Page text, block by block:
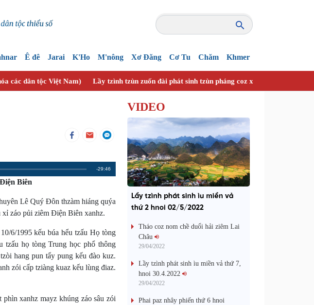
Ê đê Jarai K'Ho M'nông Xơ Đăng Cơ Tu Chăm Khmer
các dân tộc Việt Nam) Lầy tzình tzùn zuốn đài phát sinh tzùn pháng coz xanhz nhây vuồn
Remaining
-29:46
Biên
Lê Quý Đôn thzàm hiáng quýa
xỉ záo pủi ziêm Điện Biên xanhz.
6/1995 kếu búa hểu tzấu Họ tòng
tzấu họ tòng Trung học phổ thông
hang pun tẩy pung kếu đào kuz.
zói cấp tziàng kuaz kếu lùng điaz.
xanhz mayz khúng záo sâu zói
VIDEO
Lầy tzình phát sinh ìu miền vả
thứ 2 hnoi 02/5/2022
Tháo coz nom chề duổi hải ziêm Lai
Châu
29/04/2022
Lầy tzình phát sinh ìu miền vả thứ 7,
hnoi 30.4.2022
29/04/2022
Phai paz nhây phiến thứ 6 hnoi